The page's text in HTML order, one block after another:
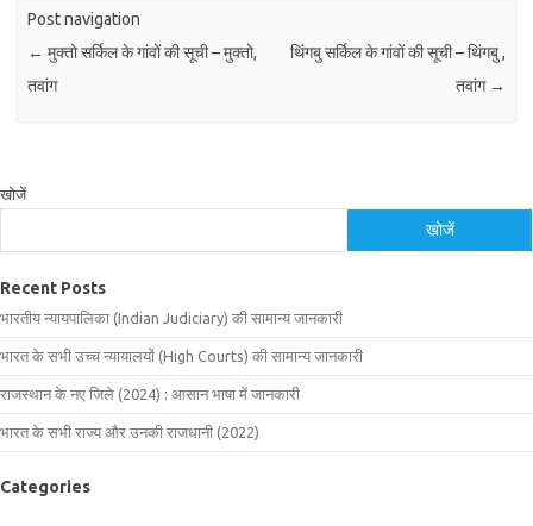
Post navigation
← मुक्तो सर्किल के गांवों की सूची – मुक्तो,
तवांग
थिंगबु सर्किल के गांवों की सूची – थिंगबु ,
तवांग →
खोजें
खोजें
Recent Posts
भारतीय न्यायपालिका (Indian Judiciary) की सामान्य जानकारी
भारत के सभी उच्च न्यायालयों (High Courts) की सामान्य जानकारी
राजस्थान के नए जिले (2024) : आसान भाषा में जानकारी
भारत के सभी राज्य और उनकी राजधानी (2022)
Categories